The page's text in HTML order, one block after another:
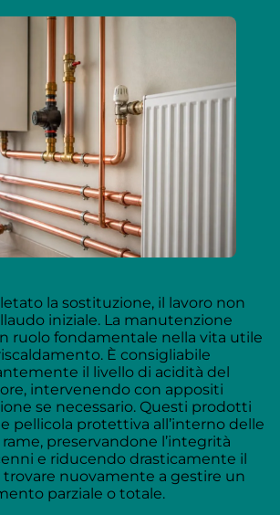
la sostituzione, il lavoro non
iniziale. La manutenzione
ruolo fondamentale nella vita utile
È consigliabile
il livello di acidità del
intervenendo con appositi
se necessario. Questi prodotti
pellicola protettiva all’interno delle
preservandone l’integrità
e riducendo drasticamente il
trovare nuovamente a gestire un
parziale o totale.